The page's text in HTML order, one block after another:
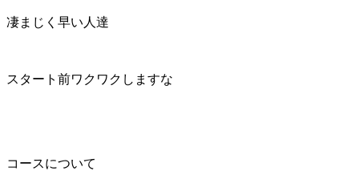
凄まじく早い人達
スタート前ワクワクしますな
コースについて